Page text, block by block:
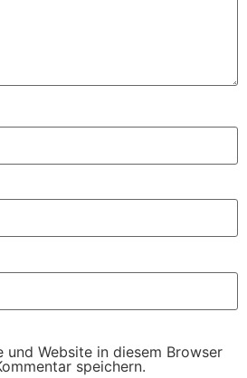
und Website in diesem Browser
speichern.